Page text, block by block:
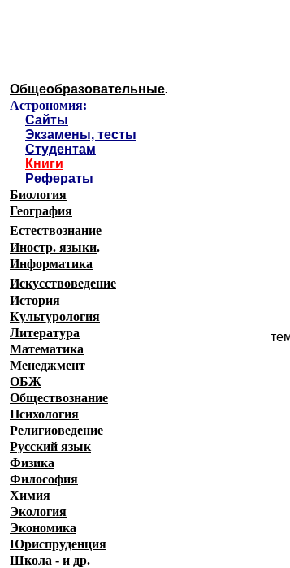
Общеобразовательные.
Астрономия:
Сайты
Экзамены, тесты
Студентам
Книги
Рефераты
Биология
География
Естествознание
Иностр. языки.
Информатика
Искусствоведение
История
Культурология
Литература
Математика
Менеджмент
ОБЖ
Обществознание
Психология
Религиоведение
Русский язык
Физика
Философия
Химия
Экология
Экономика
Юриспруденция
Школа - и др.